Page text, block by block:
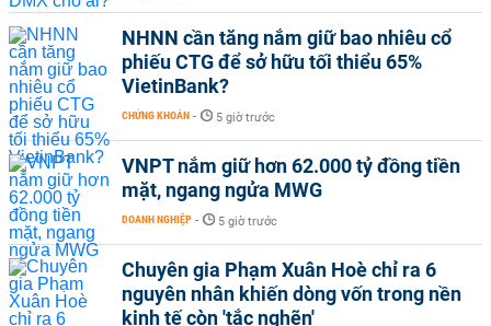
NHNN cần tăng nắm giữ bao nhiêu cổ
phiếu CTG để sở hữu tối thiểu 65%
VietinBank?
CHỨNG KHOÁN - 5 giờ trước
VNPT nắm giữ hơn 62.000 tỷ đồng tiền
mặt, ngang ngửa MWG
DOANH NGHIỆP - 5 giờ trước
Chuyên gia Phạm Xuân Hoè chỉ ra 6
nguyên nhân khiến dòng vốn trong nền
kinh tế còn 'tắc nghẽn'